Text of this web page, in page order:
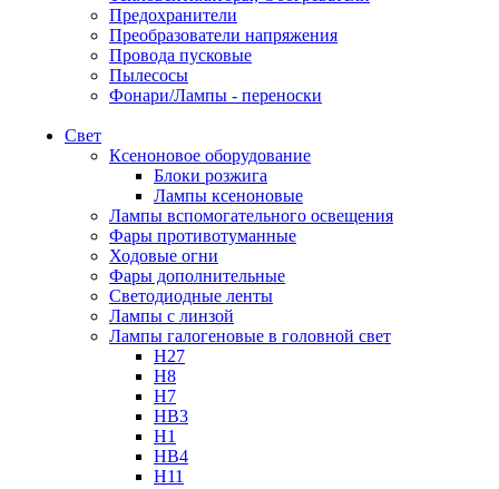
Предохранители
Преобразователи напряжения
Провода пусковые
Пылесосы
Фонари/Лампы - переноски
Свет
Ксеноновое оборудование
Блоки розжига
Лампы ксеноновые
Лампы вспомогательного освещения
Фары противотуманные
Ходовые огни
Фары дополнительные
Светодиодные ленты
Лампы с линзой
Лампы галогеновые в головной свет
H27
H8
H7
HB3
H1
HB4
H11